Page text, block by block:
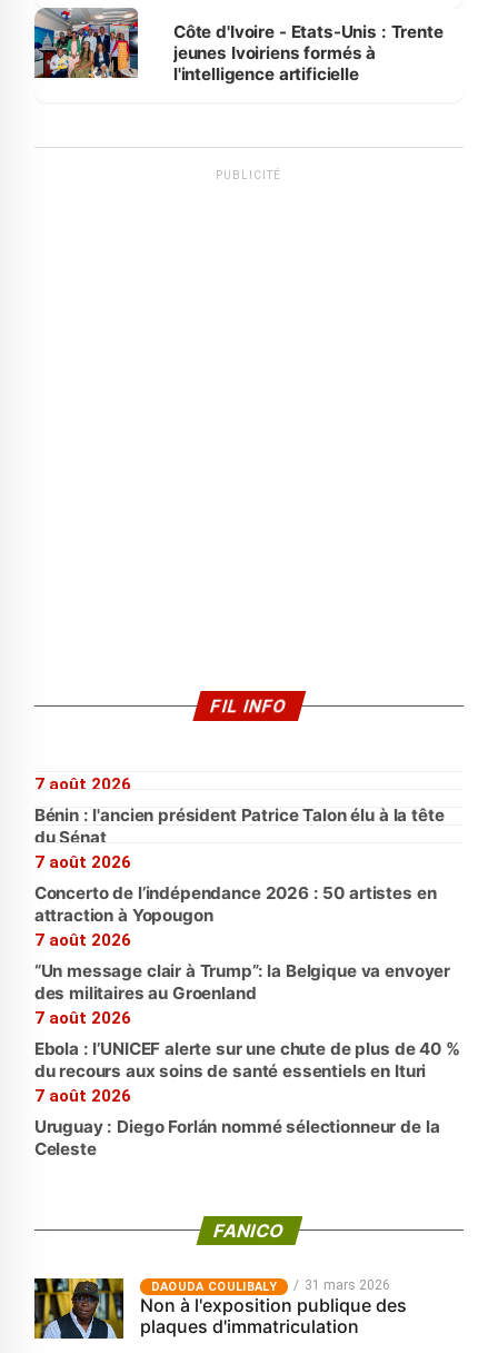
Côte d'Ivoire - Etats-Unis : Trente
jeunes Ivoiriens formés à
l'intelligence artificielle
PUBLICITÉ
FIL INFO
7 août 2026
Bénin : l'ancien président Patrice Talon élu à la tête
du Sénat
7 août 2026
Concerto de l’indépendance 2026 : 50 artistes en
attraction à Yopougon
7 août 2026
“Un message clair à Trump”: la Belgique va envoyer
des militaires au Groenland
7 août 2026
Ebola : l’UNICEF alerte sur une chute de plus de 40 %
du recours aux soins de santé essentiels en Ituri
7 août 2026
Uruguay : Diego Forlán nommé sélectionneur de la
Celeste
FANICO
‎DAOUDA COULIBALY 31 mars 2026
Non à l'exposition publique des
plaques d'immatriculation